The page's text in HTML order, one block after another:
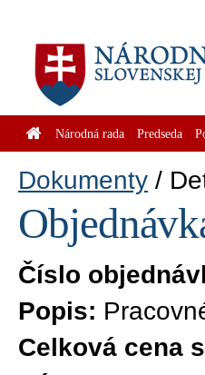
Národná rada Predseda
Dokumenty
Číslo
Popis:
Celková cena